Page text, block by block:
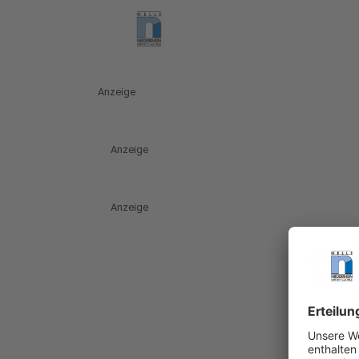
Anzeige
Anzeige
Anzeige